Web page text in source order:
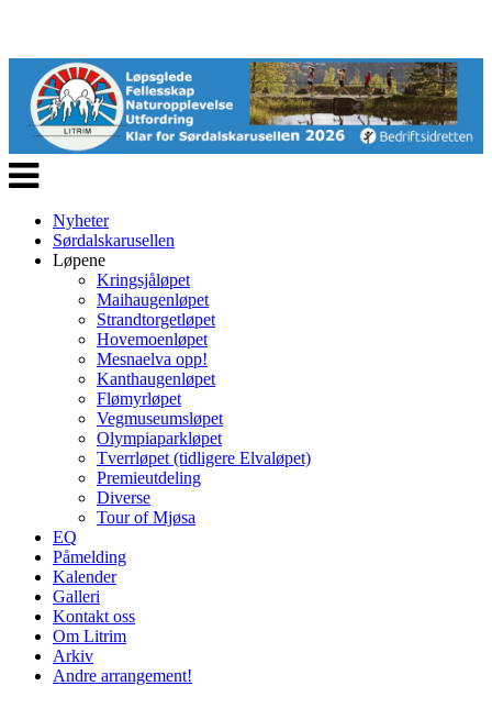
Veksle
navigasjon
Nyheter
Sørdalskarusellen
Løpene
Kringsjåløpet
Maihaugenløpet
Strandtorgetløpet
Hovemoenløpet
Mesnaelva opp!
Kanthaugenløpet
Flømyrløpet
Vegmuseumsløpet
Olympiaparkløpet
Tverrløpet (tidligere Elvaløpet)
Premieutdeling
Diverse
Tour of Mjøsa
EQ
Påmelding
Kalender
Galleri
Kontakt oss
Om Litrim
Arkiv
Andre arrangement!